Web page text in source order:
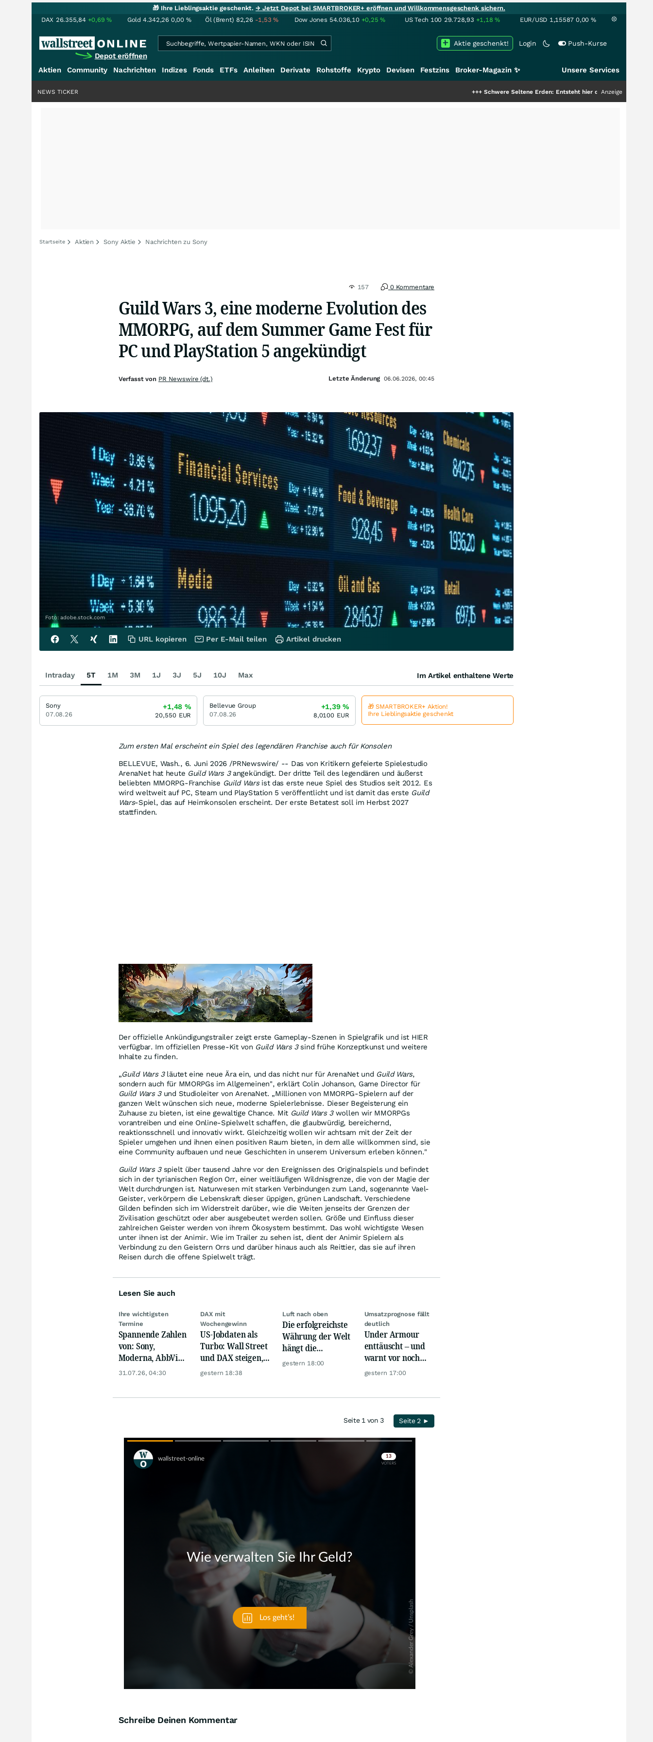
🎁 Ihre Lieblingsaktie geschenkt.→ Jetzt Depot bei SMARTBROKER+ eröffnen und Willkommensgeschenk sichern.
DAX 26.355,84 +0,69% Gold 4.342,26 0,00 % Öl (Brent) 82,26 -1,53% Dow Jones 54.036,10 +0,25% US Tech 100 29.728,93 +1,18% EUR/USD 1,15587 0,00 %
Depot eröffnen
Login Push-Kurse
Aktie geschenkt!
Aktien Community Nachrichten Indizes Fonds ETFs Anleihen Derivate Rohstoffe Krypto Devisen Festzins Broker-Magazin ✨ Unsere Services
Schwere Seltene Erden: Entsteht hier die nächste Milliardenstory?
Anzeige
NEWS TICKER
Startseite Aktien Sony Aktie Nachrichten zu Sony
157 0 Kommentare
Guild Wars 3, eine moderne Evolution des
MMORPG, auf dem Summer Game Fest für
PC und PlayStation 5 angekündigt
Foto: adobe.stock.com
Zum ersten Mal erscheint ein Spiel des legendären Franchise auch für Konsolen
BELLEVUE, Wash., 6. Juni 2026/PRNewswire/ -- Das von Kritikern gefeierte Spielestudio
ArenaNet hat heute Guild Wars 3angekündigt. Der dritte Teil des legendären und äußerst
beliebten MMORPG-Franchise Guild Warsist das erste neue Spiel des Studios seit 2012. Es
wird weltweit auf PC, Steam und PlayStation 5 veröffentlicht und ist damit das erste Guild
Wars-Spiel, das auf Heimkonsolen erscheint. Der erste Betatest soll im Herbst 2027
stattfinden.
Der offizielle Ankündigungstrailer zeigt erste Gameplay-Szenen in Spielgrafik und ist HIER
verfügbar. Im offiziellen Presse-Kit von Guild Wars 3sind frühe Konzeptkunst und weitere
Inhalte zu finden.
„Guild Wars 3läutet eine neue Ära ein, und das nicht nur für ArenaNet und Guild Wars,
sondern auch für MMORPGs im Allgemeinen", erklärt Colin Johanson, Game Director für
Guild Wars 3und Studioleiter von ArenaNet. „Millionen von MMORPG-Spielern auf der
ganzen Welt wünschen sich neue, moderne Spielerlebnisse. Dieser Begeisterung ein
Zuhause zu bieten, ist eine gewaltige Chance. Mit Guild Wars 3wollen wir MMORPGs
vorantreiben und eine Online-Spielwelt schaffen, die glaubwürdig, bereichernd,
reaktionsschnell und innovativ wirkt. Gleichzeitig wollen wir achtsam mit der Zeit der
Spieler umgehen und ihnen einen positiven Raum bieten, in dem alle willkommen sind, sie
eine Community aufbauen und neue Geschichten in unserem Universum erleben können."
Guild Wars 3spielt über tausend Jahre vor den Ereignissen des Originalspiels und befindet
sich in der tyrianischen Region Orr, einer weitläufigen Wildnisgrenze, die von der Magie der
Welt durchdrungen ist. Naturwesen mit starken Verbindungen zum Land, sogenannte Vael-
Geister, verkörpern die Lebenskraft dieser üppigen, grünen Landschaft. Verschiedene
Gilden befinden sich im Widerstreit darüber, wie die Weiten jenseits der Grenzen der
Zivilisation geschützt oder aber ausgebeutet werden sollen. Größe und Einfluss dieser
zahlreichen Geister werden von ihrem Ökosystem bestimmt. Das wohl wichtigste Wesen
unter ihnen ist der Animir. Wie im Trailer zu sehen ist, dient der Animir Spielern als
Verbindung zu den Geistern Orrs und darüber hinaus auch als Reittier, das sie auf ihren
Reisen durch die offene Spielwelt trägt.
Lesen Sie auch
Ihre wichtigsten
Termine
Spannende Zahlen
von: Sony,
Moderna, AbbVie,
Eaton,
31.07.26, 04:30
DAX mit
Wochengewinn
US-Jobdaten als
Turbo: Wall Street
und DAX steigen,
Gold glänzt
gestern 18:38
Luft nach oben
Die erfolgreichste
Währung der Welt
hängt die
Konkurrenz ab
gestern 18:00
Umsatzprognose fällt
deutlich
Under Armour
enttäuscht – und
warnt vor noch
schwächeren
gestern 17:00
Seite 1 von 3 Seite 2 ►
Skip
Schreibe Deinen Kommentar
Verfasst von PR Newswire (dt.) Letzte Änderung 06.06.2026, 00:45
URL kopieren Per E-Mail teilen Artikel drucken
Intraday 5T 1M 3M 1J 3J 5J 10J Max Im Artikel enthaltene Werte
Sony
07.08.26
+1,48 %
20,550 EUR
Bellevue Group
07.08.26
+1,39 %
8,0100 EUR
🎁 SMARTBROKER+ Aktion!
Ihre Lieblingsaktie geschenkt